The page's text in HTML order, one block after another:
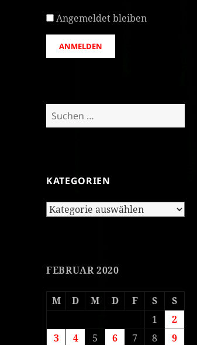
Angemeldet bleiben
ANMELDEN
Suchen
nach:
KATEGORIEN
Kategorien
FEBRUAR 2020
M D M D F S
S
1
2
3
4 5 6 7 8
9